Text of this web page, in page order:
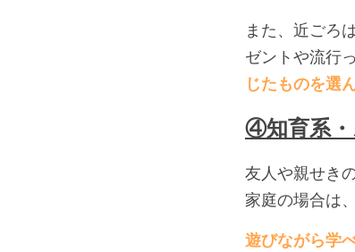
また、近ごろ
ゼントや流行
じたものを選
④知育系・
友人や親せき
家庭の場合は
遊びながら学